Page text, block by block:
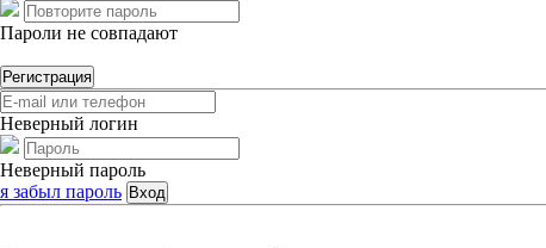
Пароли не совпадают
Регистрация
Неверный логин
Неверный пароль
я забыл пароль Вход